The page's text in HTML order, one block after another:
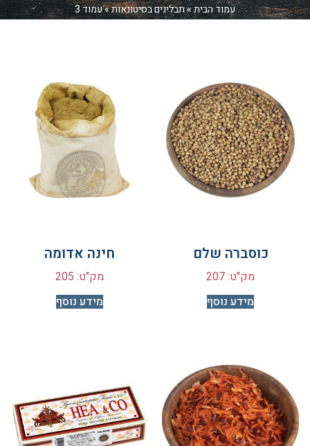
עמוד הבית»תבלינים בסיטונאות»עמוד 3
כוסברה שלם
מק"ט: 207
מידע נוסף
חינה אדומה
מק"ט: 205
מידע נוסף